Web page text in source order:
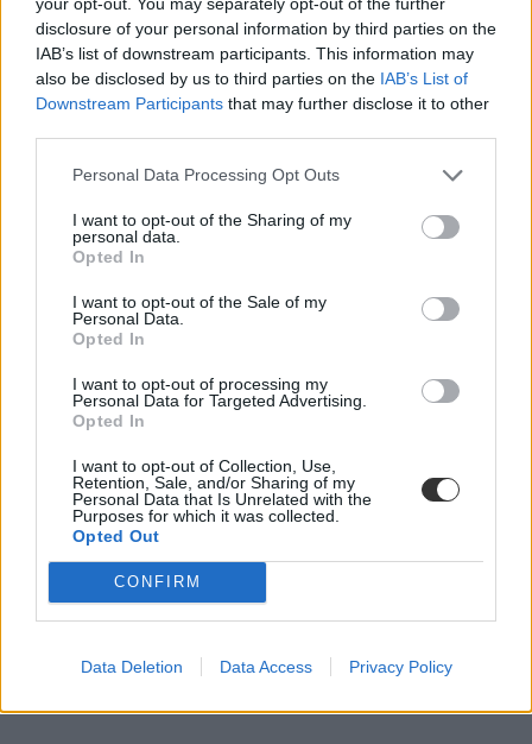
disclosure of your personal information by third parties on the
IAB’s list of downstream participants. This information may
also be disclosed by us to third parties on the IAB’s List of
Downstream Participants that may further disclose it to other
Personal Data Processing Opt Outs
I want to opt-out of the Sharing of my
personal data.
Opted In
I want to opt-out of the Sale of my
Personal Data.
Opted In
I want to opt-out of processing my
Personal Data for Targeted Advertising.
Opted In
I want to opt-out of Collection, Use,
Retention, Sale, and/or Sharing of my
Personal Data that Is Unrelated with the
Purposes for which it was collected.
Opted Out
CONFIRM
Data Deletion Data Access Privacy Policy
nyelvvizsga mintafeladatok
akkreditált nyelvvizsga
belföld
akkreditált nyelvvizsgaközpontok